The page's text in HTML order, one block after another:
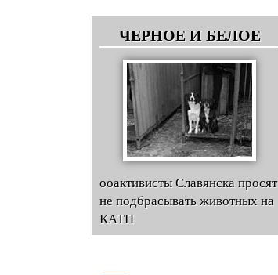
ЧЕРНОЕ И БЕЛОЕ
ооактивисты Славянска просят
не подбрасывать животных на
КАТП